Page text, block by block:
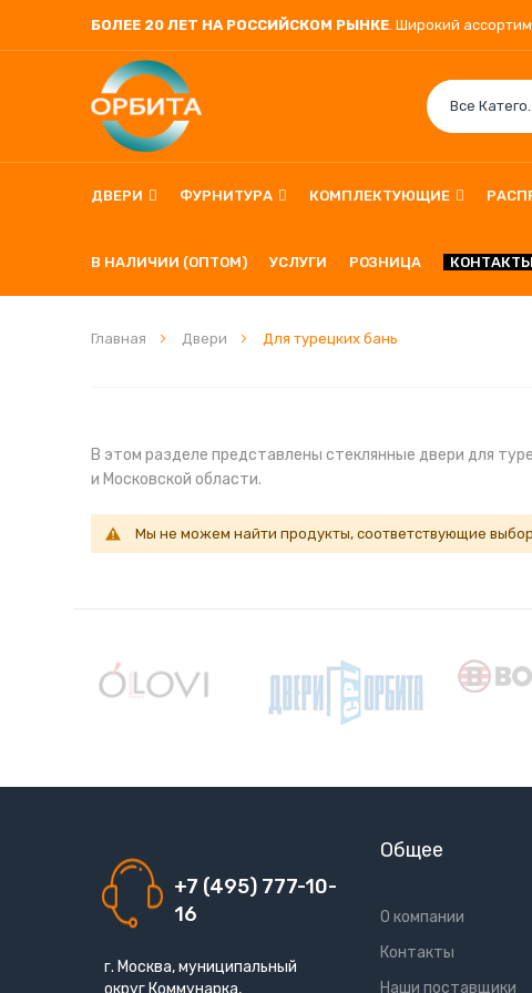
БОЛЕЕ 20 ЛЕТ НА РОССИЙСКОМ РЫНКЕ. Широкий
Все
ДВЕРИ ФУРНИТУРА КОМПЛЕКТУЮЩИЕ
В НАЛИЧИИ (ОПТОМ) УСЛУГИ РОЗНИЦА КОНТАКТЫ
Главная Двери Для турецких бань
В этом разделе представлены стеклянные двери для
и Московской области.
Мы не можем найти продукты, соответствующие
+7 (495) 777-10-
16
г. Москва, муниципальный
округ Коммунарка,
Общее
О компании
Контакты
Наши поставщики